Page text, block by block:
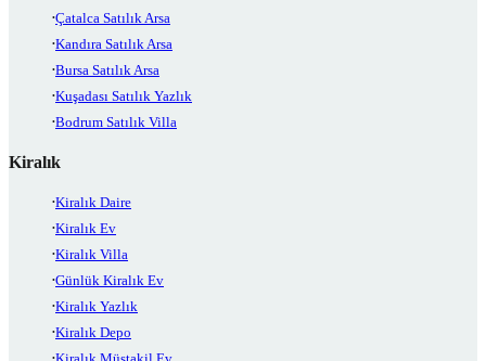
Çatalca Satılık Arsa
Kandıra Satılık Arsa
Bursa Satılık Arsa
Kuşadası Satılık Yazlık
Bodrum Satılık Villa
Kiralık
Kiralık Daire
Kiralık Ev
Kiralık Villa
Günlük Kiralık Ev
Kiralık Yazlık
Kiralık Depo